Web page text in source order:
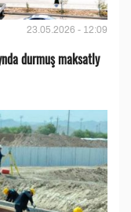
23.05.2026 - 12:09
durmuş maksatly